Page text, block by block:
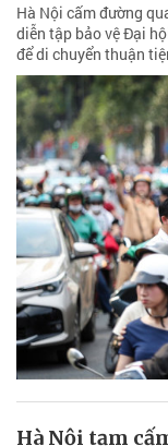
Hà Nội cấm đường
diễn tập bảo vệ Đại
để di chuyển thuận
Hà Nội tạm